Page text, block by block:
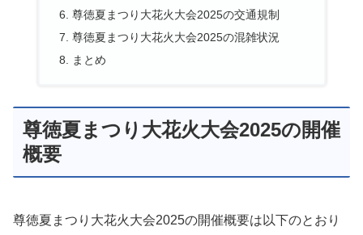
尊徳夏まつり大花火大会2025の交通規制
尊徳夏まつり大花火大会2025の混雑状況
まとめ
尊徳夏まつり大花火大会2025の開催
概要
尊徳夏まつり大花火大会2025の開催概要は以下のとおり